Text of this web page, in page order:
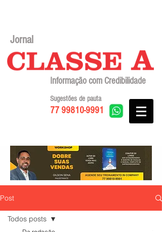
Jornal
Informação com Credibilidade
77 99810-9991
Sugestões de pauta
Post
Todos posts